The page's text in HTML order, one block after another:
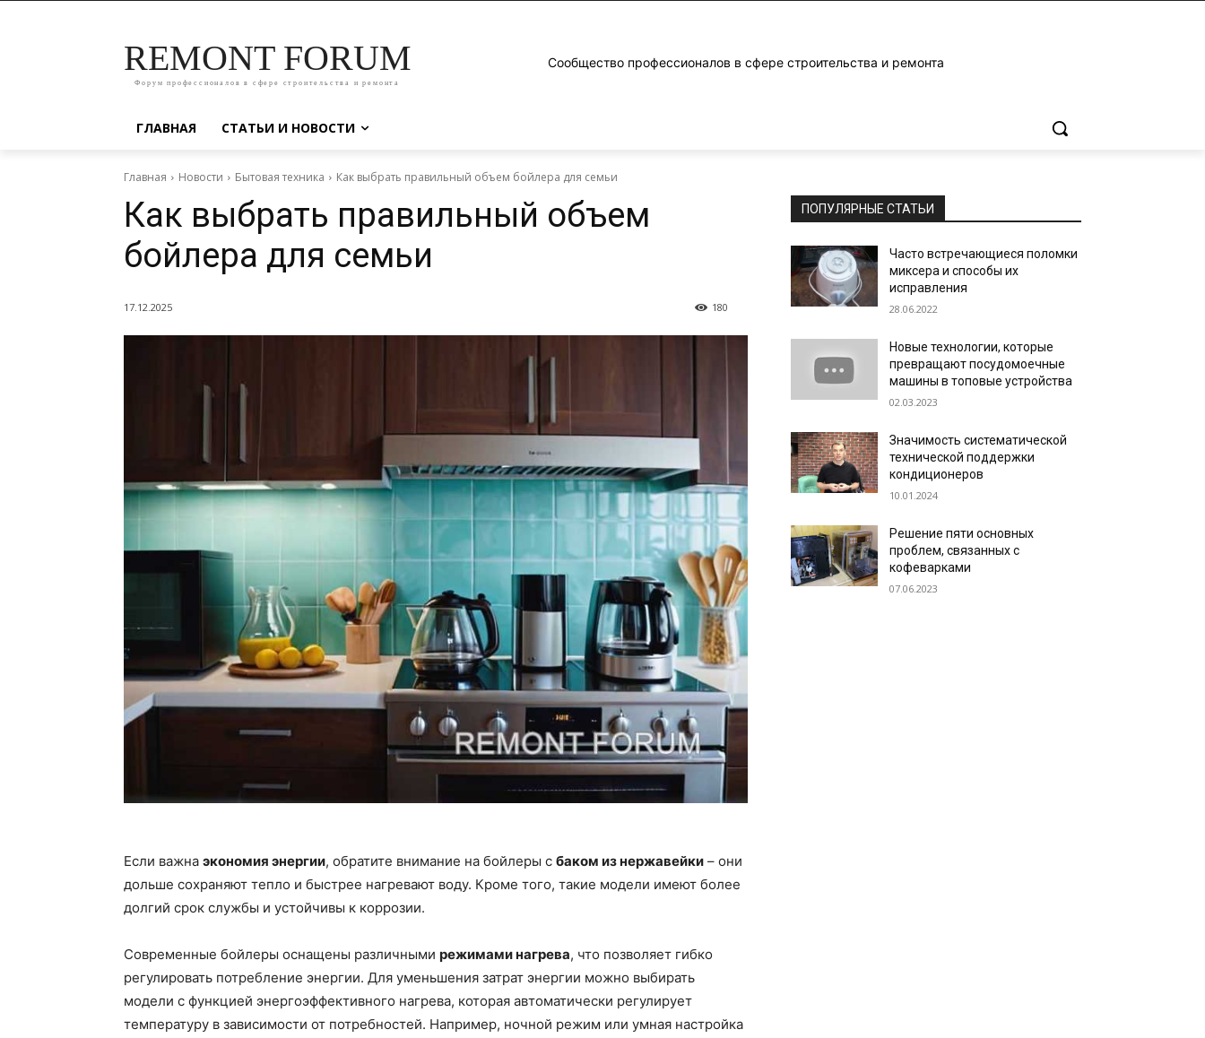
REMONT FORUM
Форум профессионалов в сфере строительства и ремонта
Сообщество профессионалов в сфере строительства и ремонта
ГЛАВНАЯ СТАТЬИ И НОВОСТИ
Главная Новости Бытовая техника Как выбрать правильный объем бойлера для семьи
Как выбрать правильный объем
бойлера для семьи
17.12.2025 180
Если важна экономия энергии, обратите внимание на бойлеры с баком из нержавейки – они
дольше сохраняют тепло и быстрее нагревают воду. Кроме того, такие модели имеют более
долгий срок службы и устойчивы к коррозии.
Современные бойлеры оснащены различными режимами нагрева, что позволяет гибко
регулировать потребление энергии. Для уменьшения затрат энергии можно выбирать
модели с функцией энергоэффективного нагрева, которая автоматически регулирует
температуру в зависимости от потребностей. Например, ночной режим или умная настройка
ПОПУЛЯРНЫЕ СТАТЬИ
Часто встречающиеся поломки
миксера и способы их
исправления
28.06.2022
Новые технологии, которые
превращают посудомоечные
машины в топовые устройства
02.03.2023
Значимость систематической
технической поддержки
кондиционеров
10.01.2024
Решение пяти основных
проблем, связанных с
кофеварками
07.06.2023